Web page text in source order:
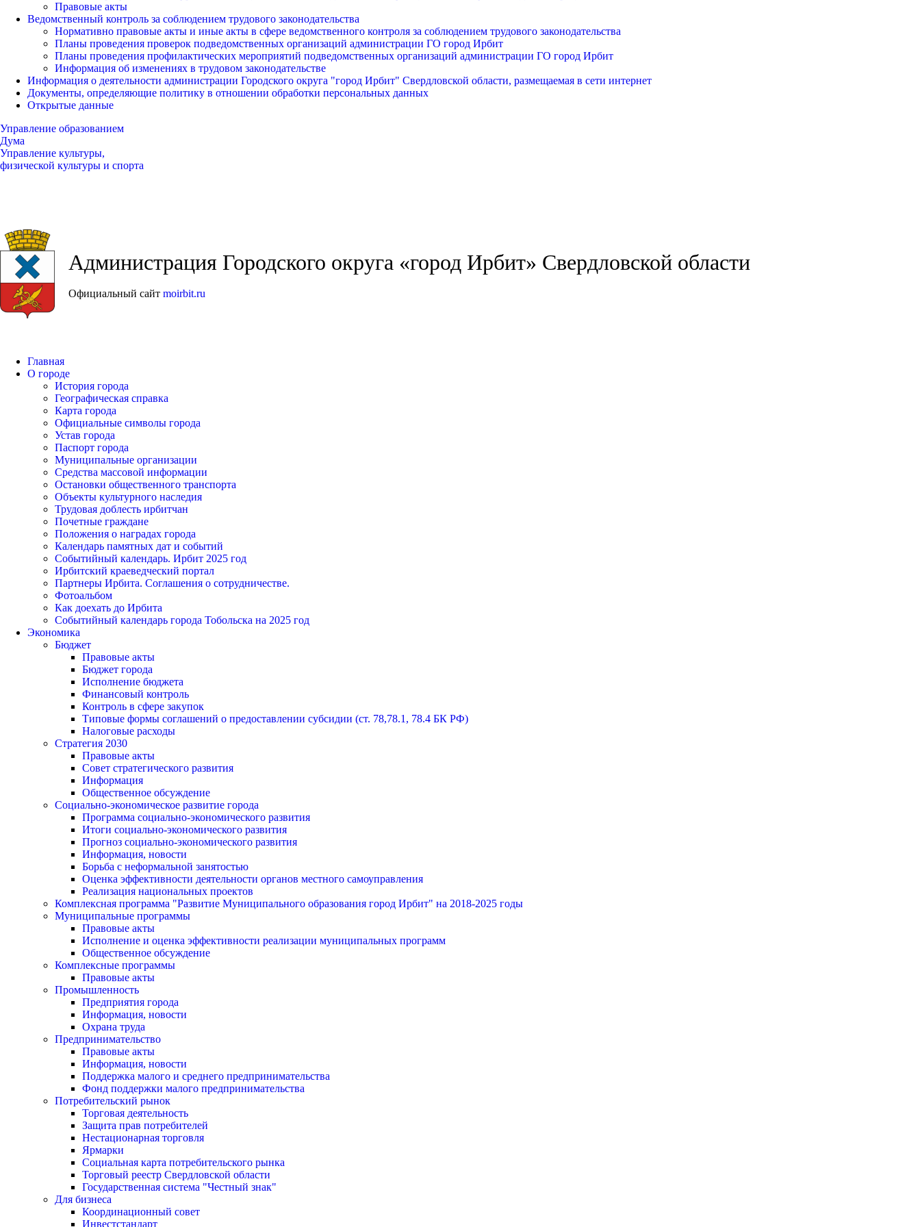
Правовые акты
Ведомственный контроль за соблюдением трудового законодательства
Нормативно правовые акты и иные акты в сфере ведомственного контроля за соблюдением трудового законодательства
Планы проведения проверок подведомственных организаций администрации ГО город Ирбит
Планы проведения профилактических мероприятий подведомственных организаций администрации ГО город Ирбит
Информация об изменениях в трудовом законодательстве
Информация о деятельности администрации Городского округа "город Ирбит" Свердловской области, размещаемая в сети интернет
Документы, определяющие политику в отношении обработки персональных данных
Открытые данные
Управление образованием
Дума
Управление культуры,
физической культуры и спорта
Администрация Городского округа «город Ирбит» Свердловской области
Официальный сайт moirbit.ru
Главная
О городе
История города
Географическая справка
Карта города
Официальные символы города
Устав города
Паспорт города
Муниципальные организации
Средства массовой информации
Остановки общественного транспорта
Объекты культурного наследия
Трудовая доблесть ирбитчан
Почетные граждане
Положения о наградах города
Календарь памятных дат и событий
Событийный календарь. Ирбит 2025 год
Ирбитский краеведческий портал
Партнеры Ирбита. Соглашения о сотрудничестве.
Фотоальбом
Как доехать до Ирбита
Событийный календарь города Тобольска на 2025 год
Экономика
Бюджет
Правовые акты
Бюджет города
Исполнение бюджета
Финансовый контроль
Контроль в сфере закупок
Типовые формы соглашений о предоставлении субсидии (ст. 78,78.1, 78.4 БК РФ)
Налоговые расходы
Стратегия 2030
Правовые акты
Совет стратегического развития
Информация
Общественное обсуждение
Социально-экономическое развитие города
Программа социально-экономического развития
Итоги социально-экономического развития
Прогноз социально-экономического развития
Информация, новости
Борьба с неформальной занятостью
Оценка эффективности деятельности органов местного самоуправления
Реализация национальных проектов
Комплексная программа "Развитие Муниципального образования город Ирбит" на 2018-2025 годы
Муниципальные программы
Правовые акты
Исполнение и оценка эффективности реализации муниципальных программ
Общественное обсуждение
Комплексные программы
Правовые акты
Промышленность
Предприятия города
Информация, новости
Охрана труда
Предпринимательство
Правовые акты
Информация, новости
Поддержка малого и среднего предпринимательства
Фонд поддержки малого предпринимательства
Потребительский рынок
Торговая деятельность
Защита прав потребителей
Нестационарная торговля
Ярмарки
Социальная карта потребительского рынка
Торговый реестр Свердловской области
Государственная система "Честный знак"
Для бизнеса
Координационный совет
Инвестстандарт